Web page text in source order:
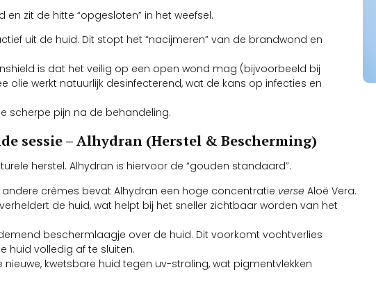
zit de hitte “opgesloten” in het weefsel.
uit de huid. Dit stopt het “nacijmeren” van de brandwond en
is dat het veilig op een open wond mag (bijvoorbeeld bij
olie werkt natuurlijk desinfecterend, wat de kans op infecties en
scherpe pijn na de behandeling.
sessie – Alhydran (Herstel & Bescherming)
herstel. Alhydran is hiervoor de “gouden standaard”.
andere crèmes bevat Alhydran een hoge concentratie verse Aloë Vera.
de huid, wat helpt bij het sneller zichtbaar worden van het
beschermlaagje over de huid. Dit voorkomt vochtverlies
huid volledig af te sluiten.
nieuwe, kwetsbare huid tegen uv-straling, wat pigmentvlekken